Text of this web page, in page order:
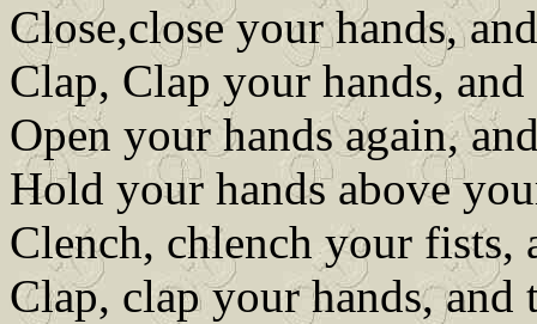
Close,close your hands,
Clap, Clap your hands,
Open your hands again,
Hold your hands above
Clench, chlench your fists,
Clap, clap your hands, and